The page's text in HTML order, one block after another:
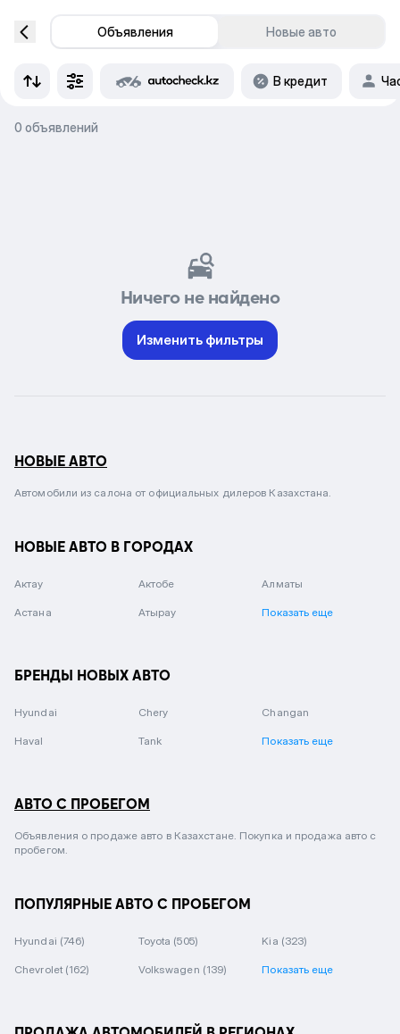
Объявления Новые авто
В кредит
0 объявлений
Ничего не найдено
Изменить фильтры
НОВЫЕ АВТО
Автомобили из салона от официальных дилеров Казахстана.
НОВЫЕ АВТО В ГОРОДАХ
Актау Актобе Алматы
Астана Атырау Показать еще
БРЕНДЫ НОВЫХ АВТО
Hyundai Chery Changan
Haval Tank Показать еще
АВТО С ПРОБЕГОМ
Объявления о продаже авто в Казахстане. Покупка и продажа авто с
пробегом.
ПОПУЛЯРНЫЕ АВТО С ПРОБЕГОМ
Hyundai (746) Toyota (505) Kia (323)
Chevrolet (162) Volkswagen (139) Показать еще